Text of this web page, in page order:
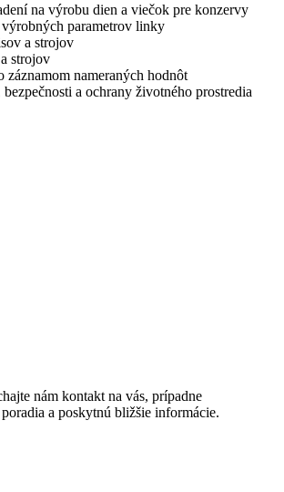
na výrobu dien a viečok pre konzervy
parametrov linky
a strojov
strojov
nameraných hodnôt
a ochrany životného prostredia
nám kontakt na vás, prípadne
a poskytnú bližšie informácie.